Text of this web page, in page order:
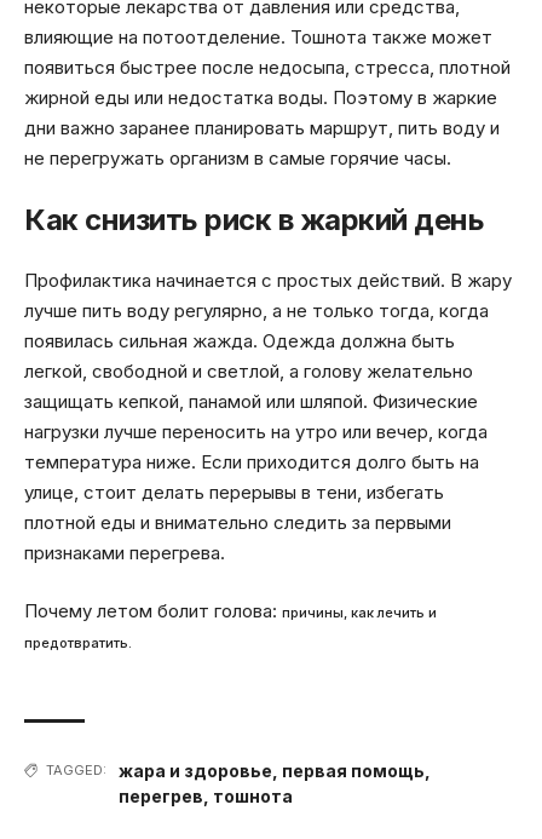
некоторые лекарства от давления или средства,
влияющие на потоотделение. Тошнота также может
появиться быстрее после недосыпа, стресса, плотной
жирной еды или недостатка воды. Поэтому в жаркие
дни важно заранее планировать маршрут, пить воду и
не перегружать организм в самые горячие часы.
Как снизить риск в жаркий день
Профилактика начинается с простых действий. В жару
лучше пить воду регулярно, а не только тогда, когда
появилась сильная жажда. Одежда должна быть
легкой, свободной и светлой, а голову желательно
защищать кепкой, панамой или шляпой. Физические
нагрузки лучше переносить на утро или вечер, когда
температура ниже. Если приходится долго быть на
улице, стоит делать перерывы в тени, избегать
плотной еды и внимательно следить за первыми
признаками перегрева.
Почему летом болит голова: причины, как лечить и
предотвратить.
TAGGED: жара и здоровье первая помощь
перегрев тошнота